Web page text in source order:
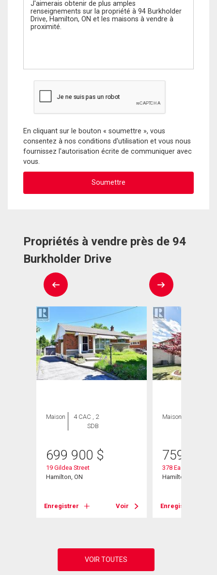
En cliquant sur le bouton « soumettre », vous
consentez à nos conditions d'utilisation et vous nous
fournissez l'autorisation écrite de communiquer avec
vous.
Propriétés à vendre près de 94
Burkholder Drive
Maison
4 CAC , 2
SDB
699 900 $
19 Gildea Street
Hamilton, ON
Enregistrer Voir
Maison
759 000
378 East 24th Street
Hamilton, ON
Enregistrer